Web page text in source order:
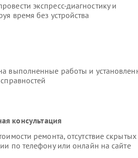
экспресс-диагностику и
время без устройства
выполненные работы и
консультация
ремонта, отсутствие скрытых
по телефону или онлайн на сайте